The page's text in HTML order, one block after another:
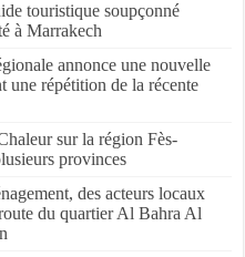
touristique soupçonné
à Marrakech
annonce une nouvelle
une répétition de la récente
sur la région Fès-
provinces
des acteurs locaux
du quartier Al Bahra Al